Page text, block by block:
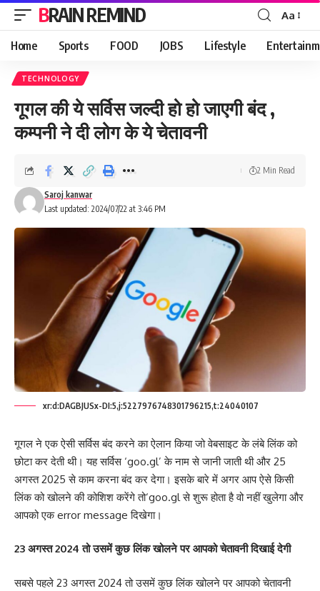
BRAIN REMIND
Font
Resizer
Aa
Home Sports FOOD JOBS Lifestyle
TECHNOLOGY
गूगल की ये सर्विस जल्दी हो हो जाएगी बंद ,
कम्पनी ने दी लोग के ये चेतावनी
Last updated: 2024/07/22 at 3:46 PM
Saroj kanwar
2 Min Read
xr:d:DAGBJUSx-DI:5,j:5227976748301796215,t:24040107
गूगल ने एक ऐसी सर्विस बंद करने का ऐलान किया जो वेबसाइट के लंबे लिंक को
छोटा कर देती थी। यह सर्विस ‘goo.gl’ के नाम से जानी जाती थी और 25
अगस्त 2025 से काम करना बंद कर देगा। इसके बारे में अगर आप ऐसे किसी
लिंक को खोलने की कोशिश करेंगे तो‘goo.gl से शुरू होता है वो नहीं खुलेगा और
आपको एक error message दिखेगा।
23 अगस्त 2024 तो उसमें कुछ लिंक खोलने पर आपको चेतावनी दिखाई देगी
सबसे पहले 23 अगस्त 2024 तो उसमें कुछ लिंक खोलने पर आपको चेतावनी